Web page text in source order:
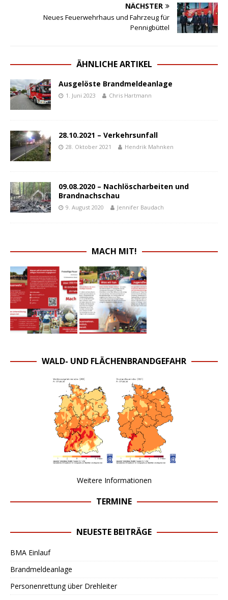
NÄCHSTER
Neues Feuerwehrhaus und Fahrzeug für
Pennigbüttel
ÄHNLICHE ARTIKEL
Ausgelöste Brandmeldeanlage
1. Juni 2023 Chris Hartmann
28.10.2021 – Verkehrsunfall
28. Oktober 2021 Hendrik Mahnken
09.08.2020 – Nachlöscharbeiten und
Brandnachschau
9. August 2020 Jennifer Baudach
MACH MIT!
WALD- UND FLÄCHENBRANDGEFAHR
Weitere Informationen
TERMINE
NEUESTE BEITRÄGE
BMA Einlauf
Brandmeldeanlage
Personenrettung über Drehleiter